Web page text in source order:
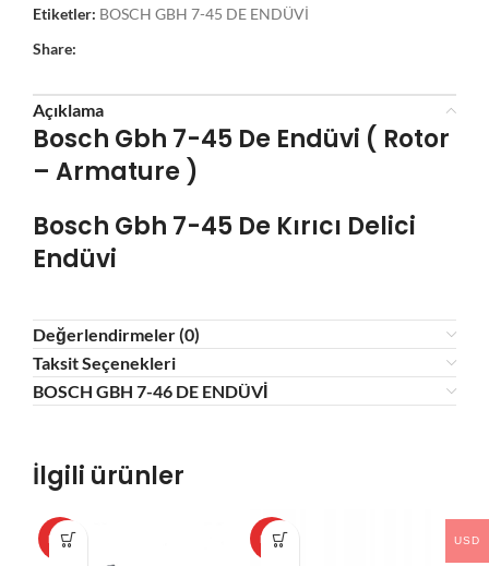
Etiketler: BOSCH GBH 7-45 DE ENDÜVİ
Share:
Açıklama
Bosch Gbh 7-45 De Endüvi ( Rotor
– Armature )
Bosch Gbh 7-45 De Kırıcı Delici
Endüvi
Değerlendirmeler (0)
Taksit Seçenekleri
BOSCH GBH 7-46 DE ENDÜVİ
İlgili ürünler
HOT HOT USD